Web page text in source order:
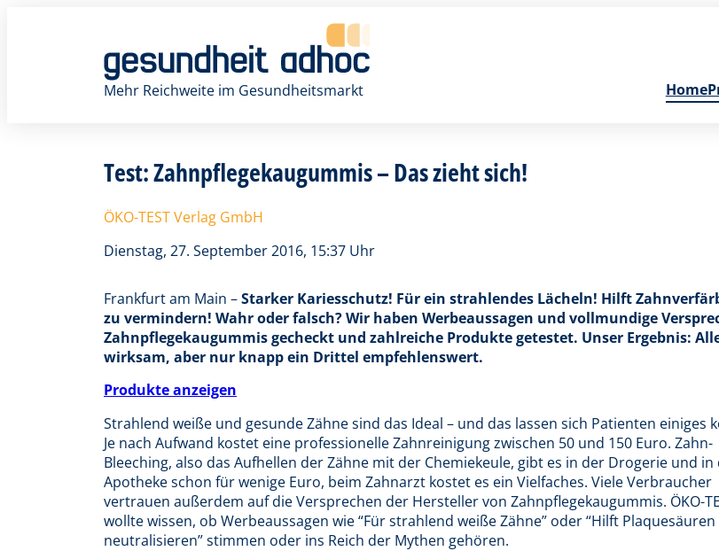
Mehr Reichweite im Gesundheitsmarkt
Home
Test: Zahnpflegekaugummis – Das zieht sich!
ÖKO-TEST Verlag GmbH
Dienstag, 27. September 2016, 15:37 Uhr
Frankfurt am Main –Starker Kariesschutz! Für ein strahlendes Lächeln! Hilft
zu vermindern! Wahr oder falsch? Wir haben Werbeaussagen und vollmundige
Zahnpflegekaugummis gecheckt und zahlreiche Produkte getestet. Unser Ergebnis:
wirksam, aber nur knapp ein Drittel empfehlenswert.
Produkte anzeigen
Strahlend weiße und gesunde Zähne sind das Ideal – und das lassen sich Patienten einiges
Je nach Aufwand kostet eine professionelle Zahnreinigung zwischen 50 und 150 Euro. Zahn-
Bleeching, also das Aufhellen der Zähne mit der Chemiekeule, gibt es in der Drogerie und in
Apotheke schon für wenige Euro, beim Zahnarzt kostet es ein Vielfaches. Viele Verbraucher
vertrauen außerdem auf die Versprechen der Hersteller von Zahnpflegekaugummis. ÖKO-
wollte wissen, ob Werbeaussagen wie “Für strahlend weiße Zähne” oder “Hilft Plaquesäuren
neutralisieren” stimmen oder ins Reich der Mythen gehören.